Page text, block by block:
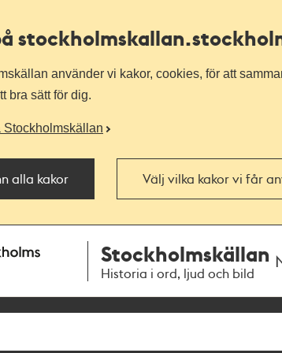
stockholmskallan
använder vi kakor, cookies, för att
bra sätt för dig.
Stockholmskällan
alla kakor Välj vilka kakor vi får
Stockholmskällan
Historia i ord, ljud och bild